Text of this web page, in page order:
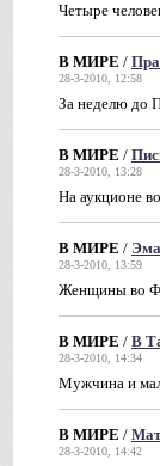
Четыре
В МИРЕ /
28-3-2010, 12:58
За неделю до
В МИРЕ /
28-3-2010, 13:28
На аукционе
В МИРЕ /
28-3-2010, 13:59
Женщины во
В МИРЕ / В
28-3-2010, 14:34
Мужчина и
В МИРЕ /
28-3-2010, 14:42